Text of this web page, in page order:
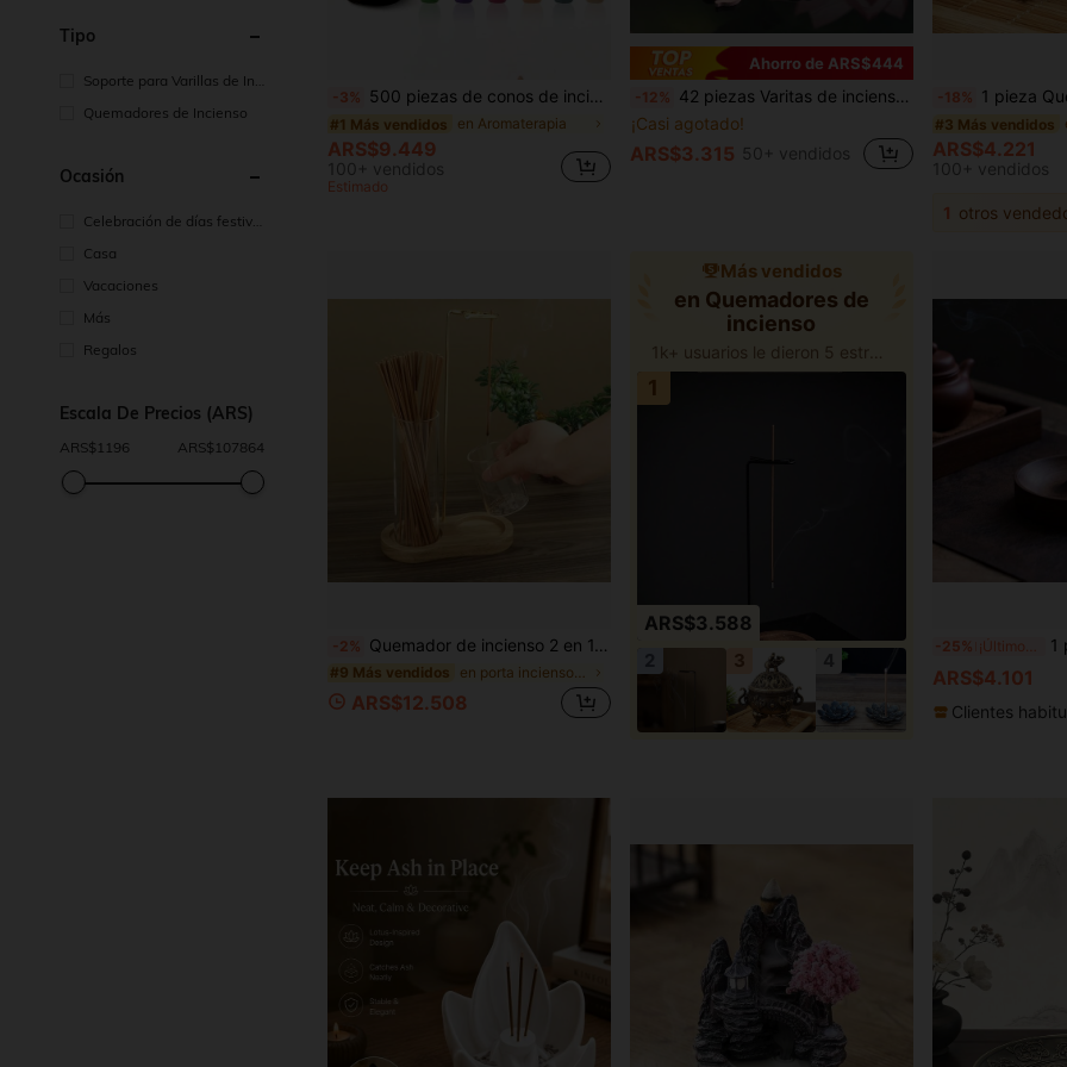
Tipo
Soporte para Varillas de Inc
Quemadores de Incienso
Ocasión
Celebración de días festivo
Casa
Vacaciones
Más
Regalos
Escala De Precios (ARS)
ARS$ 1196 ARS$ 107864
-3% 500 piezas de conos de incienso de flujo inverso de colores variados + quemador de incienso, aromaterapia natural, fragancia de larga duración, relajación de yoga y meditación, aroma para el hogar y la oficina, sin humo ni dispersión, regalo para días festivos y el Día de la Madre
#1 Más vendidos en Aromaterapia
ARS$9.449
100+ vendidos
Estimado
Ahorro de ARS$444
-12% 42 piezas Varitas de incienso de madera de agar natural y antigua Sanxiang, para desodorizar interiores, ayudar a conciliar el sueño y desodorizar el baño
¡Casi agotado!
ARS$3.315 50+ vendidos
-18% 1 pieza Quemador de incienso con forma de elefante, quemador de incienso de metal con forma de animal elefante y
#3 Más vendidos
ARS$4.221
100+ vendidos
1 otros
-2% Quemador de incienso 2 en 1, diseño anti-cenizas con bandeja de cristal para cenizas y soporte para varillas de incienso, adecuado para meditación, yoga, spa y decoración del hogar
#9 Más vendidos
ARS$12.508
Más vendidos
en Quemadores de
incienso
1k+ usuarios le dieron 5 estrellas
ARS$3.588
-25% 1 pieza
ARS$4.101
Clientes